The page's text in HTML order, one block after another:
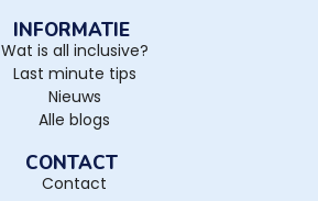
INFORMATIE
Wat is all inclusive?
Last minute tips
Nieuws
Alle blogs
CONTACT
Contact